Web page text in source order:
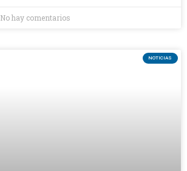
No hay comentarios
NOTICIAS